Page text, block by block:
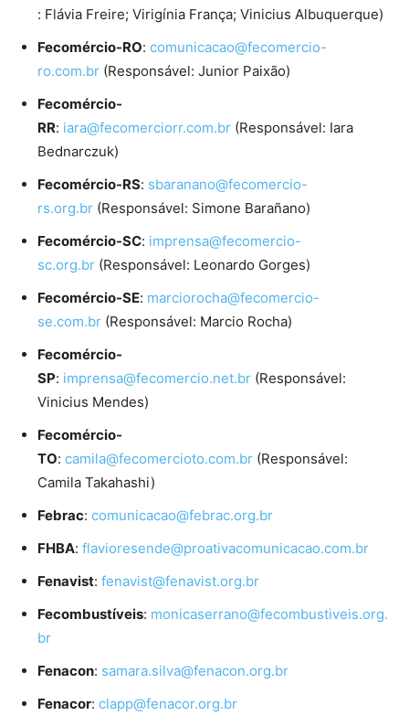
: Flávia Freire; Virigínia França; Vinicius Albuquerque)
Fecomércio-RO: comunicacao@fecomercio-
ro.com.br (Responsável: Junior Paixão)
Fecomércio-
RR: iara@fecomerciorr.com.br (Responsável: Iara
Bednarczuk)
Fecomércio-RS: sbaranano@fecomercio-
rs.org.br (Responsável: Simone Barañano)
Fecomércio-SC: imprensa@fecomercio-
sc.org.br (Responsável: Leonardo Gorges)
Fecomércio-SE: marciorocha@fecomercio-
se.com.br (Responsável: Marcio Rocha)
Fecomércio-
SP: imprensa@fecomercio.net.br (Responsável:
Vinicius Mendes)
Fecomércio-
TO: camila@fecomercioto.com.br (Responsável:
Camila Takahashi)
Febrac: comunicacao@febrac.org.br
FHBA: flavioresende@proativacomunicacao.com.br
Fenavist: fenavist@fenavist.org.br
Fecombustíveis: monicaserrano@fecombustiveis.org.
br
Fenacon: samara.silva@fenacon.org.br
Fenacor: clapp@fenacor.org.br